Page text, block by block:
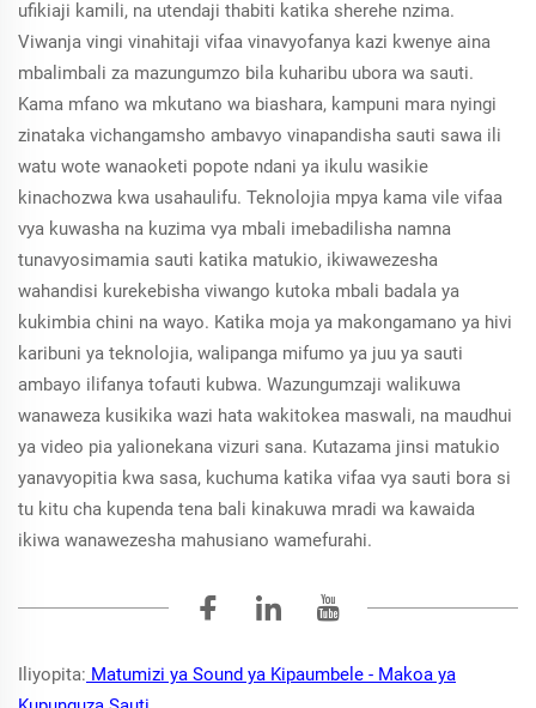
ufikiaji kamili, na utendaji thabiti katika sherehe nzima.
Viwanja vingi vinahitaji vifaa vinavyofanya kazi kwenye aina
mbalimbali za mazungumzo bila kuharibu ubora wa sauti.
Kama mfano wa mkutano wa biashara, kampuni mara nyingi
zinataka vichangamsho ambavyo vinapandisha sauti sawa ili
watu wote wanaoketi popote ndani ya ikulu wasikie
kinachozwa kwa usahaulifu. Teknolojia mpya kama vile vifaa
vya kuwasha na kuzima vya mbali imebadilisha namna
tunavyosimamia sauti katika matukio, ikiwawezesha
wahandisi kurekebisha viwango kutoka mbali badala ya
kukimbia chini na wayo. Katika moja ya makongamano ya hivi
karibuni ya teknolojia, walipanga mifumo ya juu ya sauti
ambayo ilifanya tofauti kubwa. Wazungumzaji walikuwa
wanaweza kusikika wazi hata wakitokea maswali, na maudhui
ya video pia yalionekana vizuri sana. Kutazama jinsi matukio
yanavyopitia kwa sasa, kuchuma katika vifaa vya sauti bora si
tu kitu cha kupenda tena bali kinakuwa mradi wa kawaida
ikiwa wanawezesha mahusiano wamefurahi.
Iliyopita: Matumizi ya Sound ya Kipaumbele - Makoa ya